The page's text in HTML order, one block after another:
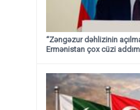
“Zəngəzur dəhlizinin
Ermənistan çox cüzi